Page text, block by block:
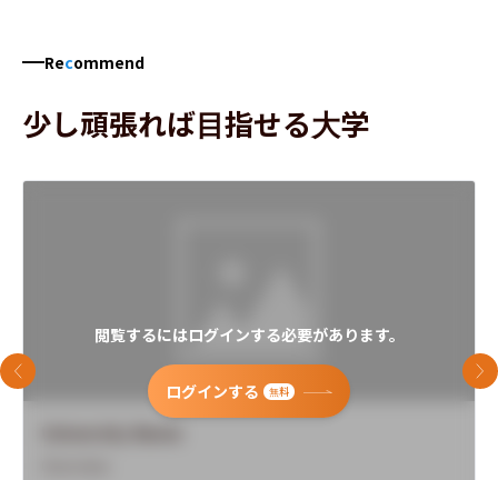
Recommend
少し頑張れば目指せる大学
閲覧するにはログインする必要があります。
ログインする 無料
前のスライド 次